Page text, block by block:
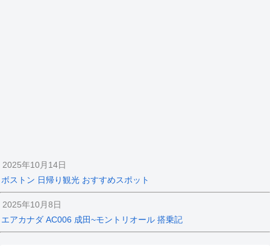
2025年10月14日
ボストン 日帰り観光 おすすめスポット
2025年10月8日
エアカナダ AC006 成田~モントリオール 搭乗記